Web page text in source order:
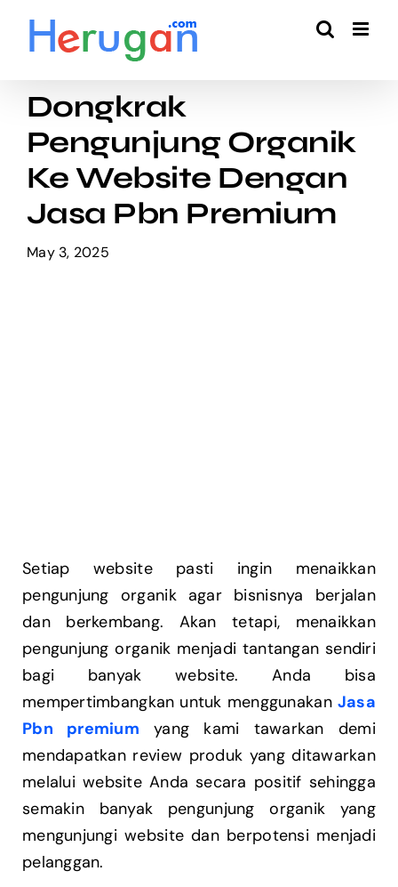
Dongkrak
Pengunjung Organik
Ke Website Dengan
Jasa Pbn Premium
May 3, 2025
Setiap website pasti ingin menaikkan
pengunjung organik agar bisnisnya berjalan
dan berkembang. Akan tetapi, menaikkan
pengunjung organik menjadi tantangan sendiri
bagi banyak website. Anda bisa
mempertimbangkan untuk menggunakan Jasa
Pbn premium yang kami tawarkan demi
mendapatkan review produk yang ditawarkan
melalui website Anda secara positif sehingga
semakin banyak pengunjung organik yang
mengunjungi website dan berpotensi menjadi
pelanggan.